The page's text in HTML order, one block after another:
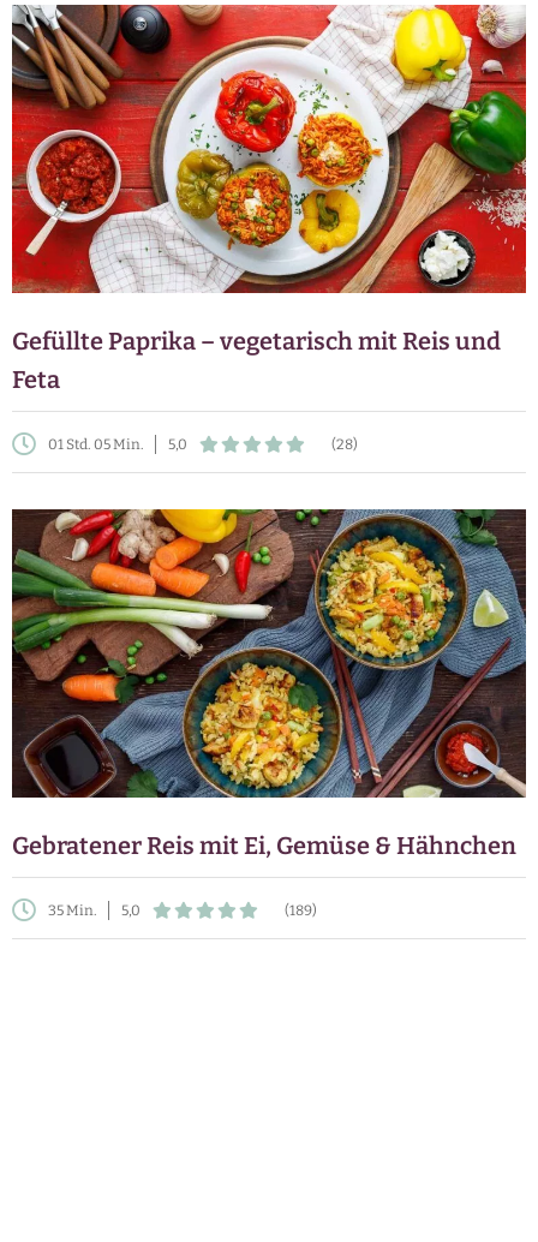
Gefüllte Paprika – vegetarisch mit Reis und
Feta
01 Std. 05 Min. 5,0 (28)
Gebratener Reis mit Ei, Gemüse & Hähnchen
35 Min. 5,0 (189)